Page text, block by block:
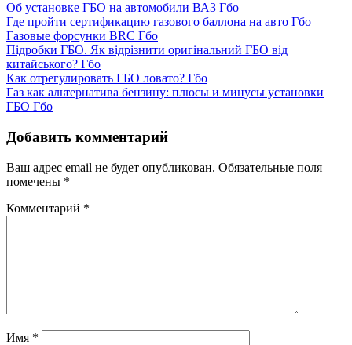
Об установке ГБО на автомобили ВАЗ Гбо
Где пройти сертификацию газового баллона на авто Гбо
Газовые форсунки BRC Гбо
Підробки ГБО. Як відрізнити оригінальний ГБО від
китайського? Гбо
Как отрегулировать ГБО ловато? Гбо
Газ как альтернатива бензину: плюсы и минусы установки
ГБО Гбо
Добавить комментарий
Ваш адрес email не будет опубликован. Обязательные поля
помечены *
Комментарий *
Имя *